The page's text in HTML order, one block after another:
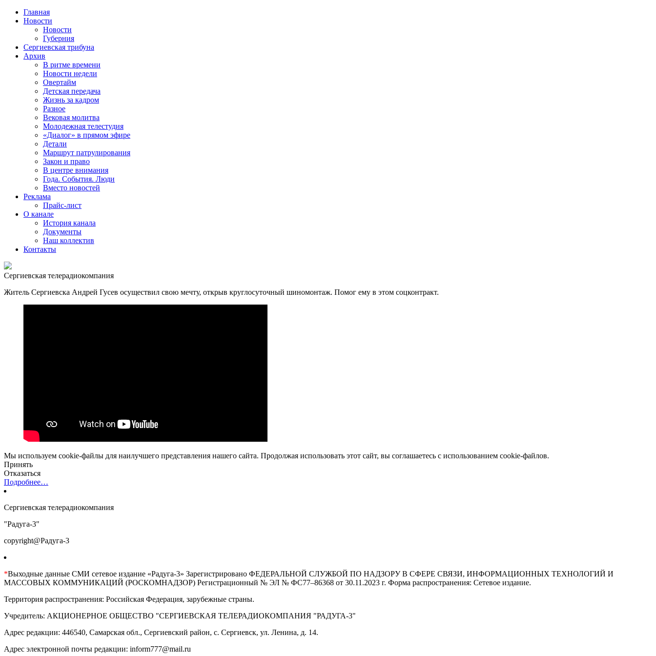
Главная
Новости
Новости
Губерния
Сергиевская трибуна
Архив
В ритме времени
Новости недели
Овертайм
Детская передача
Жизнь за кадром
Разное
Вековая молитва
Молодежная телестудия
«Диалог» в прямом эфире
Детали
Маршрут патрулирования
Закон и право
В центре внимания
Года. События. Люди
Вместо новостей
Реклама
Прайс-лист
О канале
История канала
Документы
Наш коллектив
Контакты
Сергиевская телерадиокомпания
Житель Сергиевска Андрей Гусев осуществил свою мечту, открыв круглосуточный шиномонтаж. Помог ему в этом соцконтракт.
Мы используем cookie-файлы для наилучшего представления нашего сайта. Продолжая использовать этот сайт, вы соглашаетесь с использованием cookie-файлов.
Принять
Отказаться
Подробнее…
Сергиевская телерадиокомпания
"Радуга-3"
copyright@Радуга-3
*Выходные данные СМИ сетевое издание «Радуга-3» Зарегистрировано ФЕДЕРАЛЬНОЙ СЛУЖБОЙ ПО НАДЗОРУ В СФЕРЕ СВЯЗИ, ИНФОРМАЦИОННЫХ ТЕХНОЛОГИЙ И
МАССОВЫХ КОММУНИКАЦИЙ (РОСКОМНАДЗОР) Регистрационный № ЭЛ № ФС77–86368 от 30.11.2023 г. Форма распространения: Сетевое издание.
Территория распространения: Российская Федерация, зарубежные страны.
Учредитель: АКЦИОНЕРНОЕ ОБЩЕСТВО "СЕРГИЕВСКАЯ ТЕЛЕРАДИОКОМПАНИЯ "РАДУГА-3"
Адрес редакции: 446540, Самарская обл., Сергиевский район, с. Сергиевск, ул. Ленина, д. 14.
Адрес электронной почты редакции: inform777@mail.ru